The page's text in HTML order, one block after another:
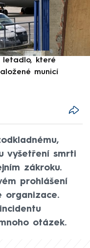
letadlo, které
municí
vyšetření smrti
zákroku.
prohlášení
organizace.
otázek.